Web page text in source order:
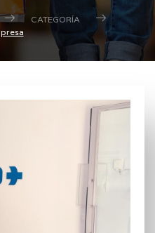
CATEGORÍA